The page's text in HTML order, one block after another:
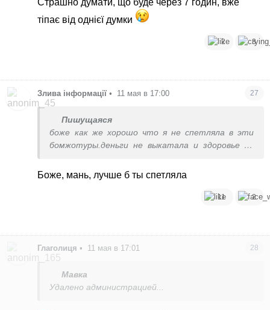
тіпає від однієї думки
2 3
Злива інформації • 11 мая в 17:00 27
Пишущаяся
боже как же хорошо что я не спетляла в эти
бомжотуры.деньги не выкатала и здоровье не
Боже, мань, лучше б ты спетляла
11 2
Глаголиця • 11 мая в 17:01 28
Мавка
Удалено администрацией...